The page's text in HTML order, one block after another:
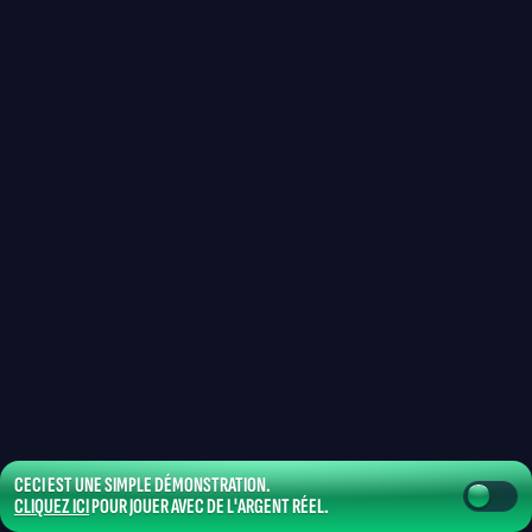
CECI EST UNE SIMPLE DÉMONSTRATION.
CLIQUEZ ICIPOUR JOUER AVEC DE L'ARGENT RÉEL.